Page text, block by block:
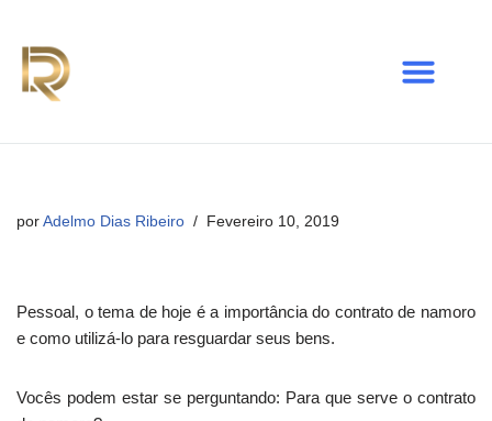
Avançar
para
por Adelmo Dias Ribeiro Fevereiro 10, 2019
Pessoal, o tema de hoje é a importância do contrato de namoro
e como utilizá-lo para resguardar seus bens.
Vocês podem estar se perguntando: Para que serve o contrato